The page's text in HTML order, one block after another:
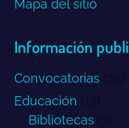
Mapa del sitio
Información
Convocatorias (35)
Educación (13)
Bibliotecas (3)